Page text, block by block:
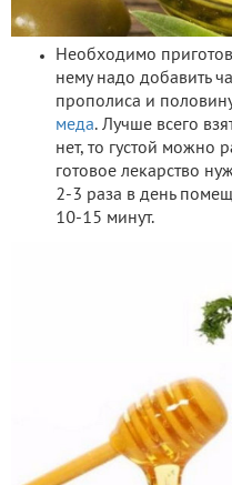
Необходимо
нему надо добавить
прополиса и
меда. Лучше всего
нет, то густой можно
готовое лекарство
2-3 раза в день
10-15 минут.